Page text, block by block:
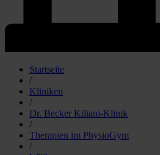
Startseite
/
Kliniken
/
Dr. Becker Kiliani-Klinik
/
Therapien im PhysioGym
/